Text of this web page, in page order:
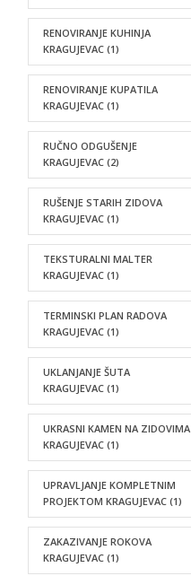
RENOVIRANJE KUHINJA
KRAGUJEVAC (1)
RENOVIRANJE KUPATILA
KRAGUJEVAC (1)
RUČNO ODGUŠENJE
KRAGUJEVAC (2)
RUŠENJE STARIH ZIDOVA
KRAGUJEVAC (1)
TEKSTURALNI MALTER
KRAGUJEVAC (1)
TERMINSKI PLAN RADOVA
KRAGUJEVAC (1)
UKLANJANJE ŠUTA
KRAGUJEVAC (1)
UKRASNI KAMEN NA ZIDOVIMA
KRAGUJEVAC (1)
UPRAVLJANJE KOMPLETNIM
PROJEKTOM KRAGUJEVAC (1)
ZAKAZIVANJE ROKOVA
KRAGUJEVAC (1)